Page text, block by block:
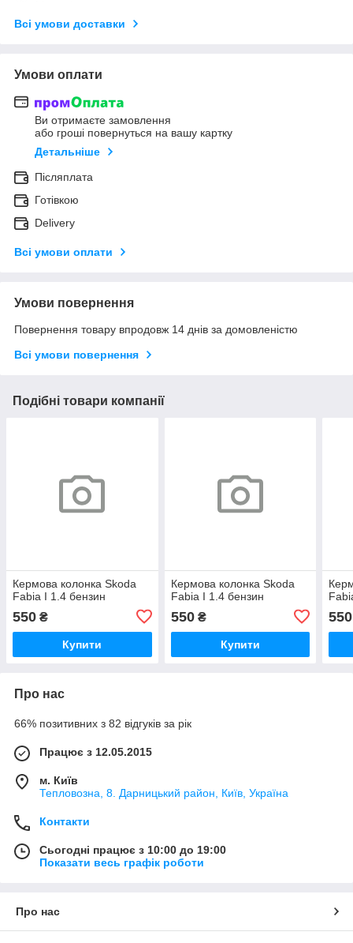
Всі умови доставки
Умови оплати
Ви отримаєте замовлення
або гроші повернуться на вашу картку
Детальніше
Післяплата
Готівкою
Delivery
Всі умови оплати
Умови повернення
Повернення товару впродовж 14 днів за домовленістю
Всі умови повернення
Подібні товари компанії
Кермова колонка Skoda
Fabia I 1.4 бензин
550 ₴
Купити
Кермова колонка Skoda
Fabia I 1.4 бензин
550₴
Купити
550
Про нас
66% позитивних з 82 відгуків за рік
Працює з 12.05.2015
м. Київ
Тепловозна, 8. Дарницький район, Київ, Україна
Контакти
Сьогодні працює з 10:00 до 19:00
Показати весь графік роботи
Про нас